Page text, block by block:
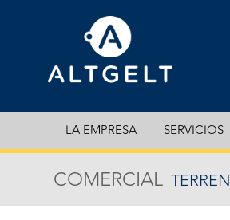
LA EMPRESA SERVICIOS
COMERCIAL